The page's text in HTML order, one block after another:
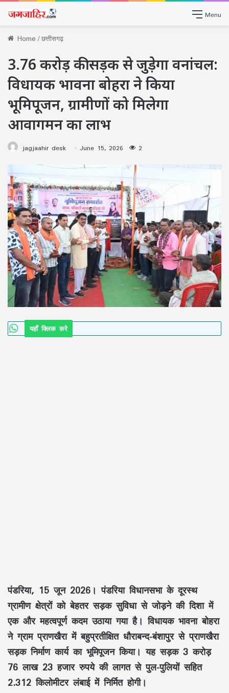
Menu
Home/छत्तीसगढ़
3.76 करोड़ की सड़क से जुड़ेगा वनांचल:
विधायक भावना बोहरा ने किया
भूमिपूजन, ग्रामीणों को मिलेगा
आवागमन का लाभ
jagjaahir desk June 15, 2026 2
यहाँ क्लिक करे
पंडरिया, 15 जून 2026। पंडरिया विधानसभा के दूरस्थ
ग्रामीण क्षेत्रों को बेहतर सड़क सुविधा से जोड़ने की दिशा में
एक और महत्वपूर्ण कदम उठाया गया है।विधायक भावना बोहरा
नेग्राम प्राणखैरामें बहुप्रतीक्षित धौराबन्द-बंशापुर से प्राणखैरा
सड़क निर्माण कार्यका भूमिपूजन किया। यह सड़क3 करोड़
76 लाख 23 हजार रुपयेकी लागत सेपुल-पुलियों सहित
2.312 किलोमीटरलंबाई में निर्मित होगी।